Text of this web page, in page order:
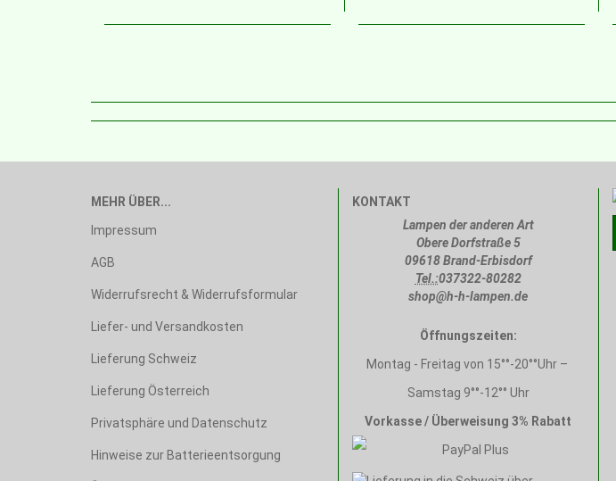
MEHR ÜBER...
Impressum
AGB
Widerrufsrecht & Widerrufsformular
Liefer- und Versandkosten
Lieferung Schweiz
Lieferung Österreich
Privatsphäre und Datenschutz
Hinweise zur Batterieentsorgung
KONTAKT
Lampen der anderen Art
Obere Dorfstraße 5
09618 Brand-Erbisdorf
Tel.:037322-80282
shop@h-h-lampen.de
Öffnungszeiten:
Montag - Freitag von 15°°-20°°Uhr –
Samstag 9°°-12°° Uhr
Vorkasse / Überweisung 3% Rabatt